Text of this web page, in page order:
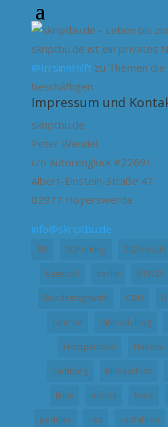
skriptbu.de ist ein privates
@IrrsinnHilftzu Themen
beschäftigen.
Impressum und
skriptbu.de
Peter Wendel
c/o Autorenglück #22691
Albert-Einstein-Straße 47
02977 Hoyerswerda
info@skriptbu.de
3D 3DPrinting 2024reads
baseball berlin BTW25
Bundestagswahl CDU
fahrrad fahrradalltag
Frostpendeln Habeck
hamburg Klimaschutz
linux mdrza Merz
pedelec rad radfahren